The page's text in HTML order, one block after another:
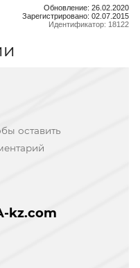
Обновление: 26.02.2020
Зарегистрировано: 02.07.2015
Идентификатор: 18122
оставить
kz.com